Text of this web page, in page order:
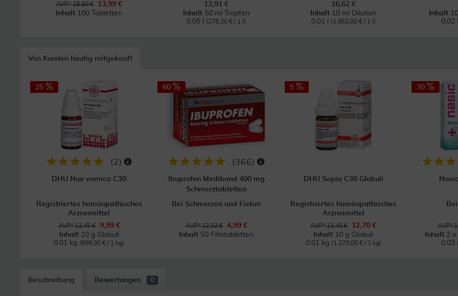
AVP* 18,90 €
13,99 €
Inhalt 100 Tabletten
13,91 €
Inhalt 50 ml Tropfen
0.05 l
(278,20 € / 1 l)
16,62 €
Inhalt 10 ml Dilution
0.01 l
(1.662,00 € / 1 l)
Inhalt
0.02
Von Kunden häufig mitgekauft
25
(2 )
DHU Nux vomica C30
Registriertes homöopathisches
Arzneimittel
AVP* 13,45 €
9,99 €
Inhalt 10 g Globuli
0.01 kg (999,00 € / 1 kg)
60
(366)
Ibuprofen Medibond 400 mg
Schmerztabletten
Bei Schmerzen und Fieber
AVP* 12,52 €
4,99 €
Inhalt 50 Filmtabletten
5
DHU Sepia C30 Globuli
Registriertes homöopathisches
Arzneimittel
AVP* 13,45 €
12,70 €
Inhalt 10 g Globuli
0.01 kg (1.270,00 € / 1 kg)
30
AVP*
Inhalt 2 x
0.03
Beschreibung Bewertungen 0